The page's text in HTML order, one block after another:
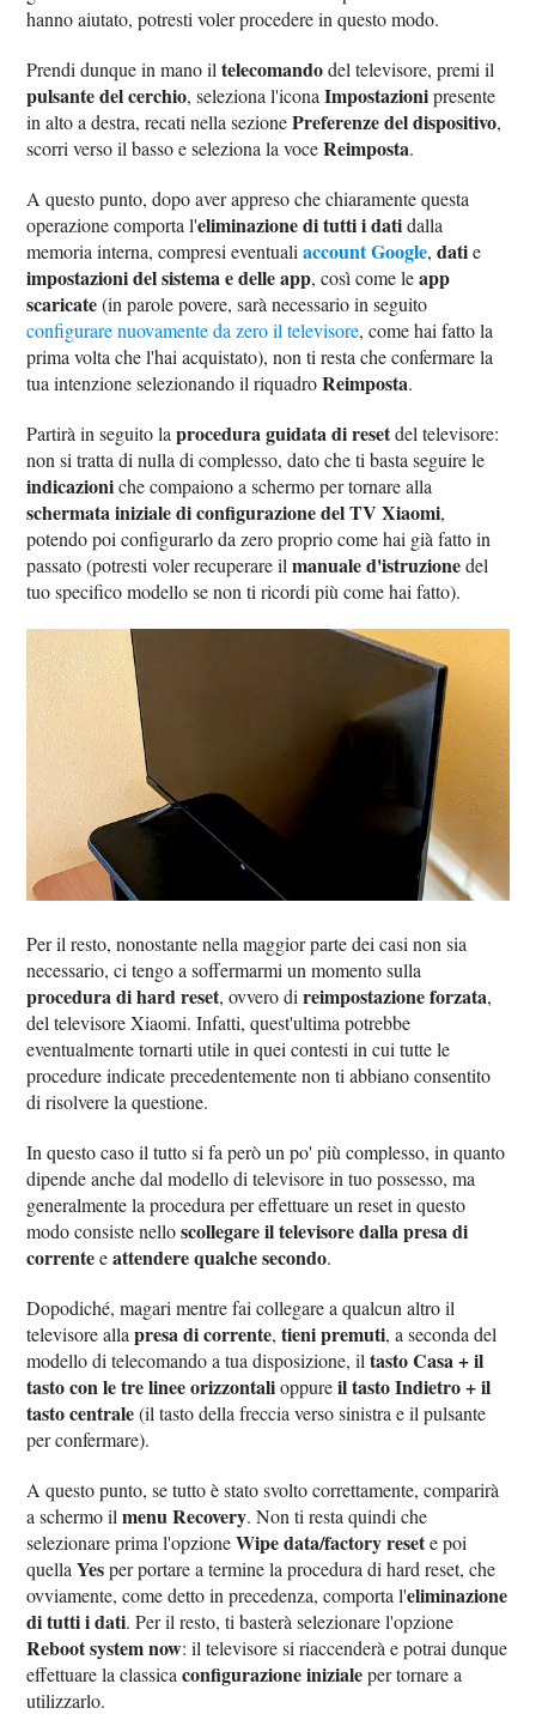
hanno aiutato, potresti voler procedere in questo modo.
Prendi dunque in mano iltelecomandodel televisore, premi il
pulsante del cerchio, seleziona l'iconaImpostazionipresente
in alto a destra, recati nella sezionePreferenze del dispositivo,
scorri verso il basso e seleziona la voceReimposta.
A questo punto, dopo aver appreso che chiaramente questa
operazione comporta l'eliminazione di tutti i datidalla
memoria interna, compresi eventualiaccount Google,datie
impostazioni del sistema e delle app, così come leapp
scaricate(in parole povere, sarà necessario in seguito
configurare nuovamente da zero il televisore, come hai fatto la
prima volta che l'hai acquistato), non ti resta che confermare la
tua intenzione selezionando il riquadroReimposta.
Partirà in seguito laprocedura guidata di resetdel televisore:
non si tratta di nulla di complesso, dato che ti basta seguire le
indicazioniche compaiono a schermo per tornare alla
schermata iniziale di configurazione del TV Xiaomi,
potendo poi configurarlo da zero proprio come hai già fatto in
passato (potresti voler recuperare ilmanuale d'istruzionedel
tuo specifico modello se non ti ricordi più come hai fatto).
Per il resto, nonostante nella maggior parte dei casi non sia
necessario, ci tengo a soffermarmi un momento sulla
procedura di hard reset, ovvero direimpostazione forzata,
del televisore Xiaomi. Infatti, quest'ultima potrebbe
eventualmente tornarti utile in quei contesti in cui tutte le
procedure indicate precedentemente non ti abbiano consentito
di risolvere la questione.
In questo caso il tutto si fa però un po' più complesso, in quanto
dipende anche dal modello di televisore in tuo possesso, ma
generalmente la procedura per effettuare un reset in questo
modo consiste nelloscollegare il televisore dalla presa di
correnteeattendere qualche secondo.
Dopodiché, magari mentre fai collegare a qualcun altro il
televisore allapresa di corrente,tieni premuti, a seconda del
modello di telecomando a tua disposizione, iltasto Casa + il
tasto con le tre linee orizzontalioppureil tasto Indietro + il
tasto centrale(il tasto della freccia verso sinistra e il pulsante
per confermare).
A questo punto, se tutto è stato svolto correttamente, comparirà
a schermo ilmenu Recovery. Non ti resta quindi che
selezionare prima l'opzioneWipe data/factory resete poi
quellaYesper portare a termine la procedura di hard reset, che
ovviamente, come detto in precedenza, comporta l'eliminazione
di tutti i dati. Per il resto, ti basterà selezionare l'opzione
Reboot system now: il televisore si riaccenderà e potrai dunque
effettuare la classicaconfigurazione inizialeper tornare a
utilizzarlo.